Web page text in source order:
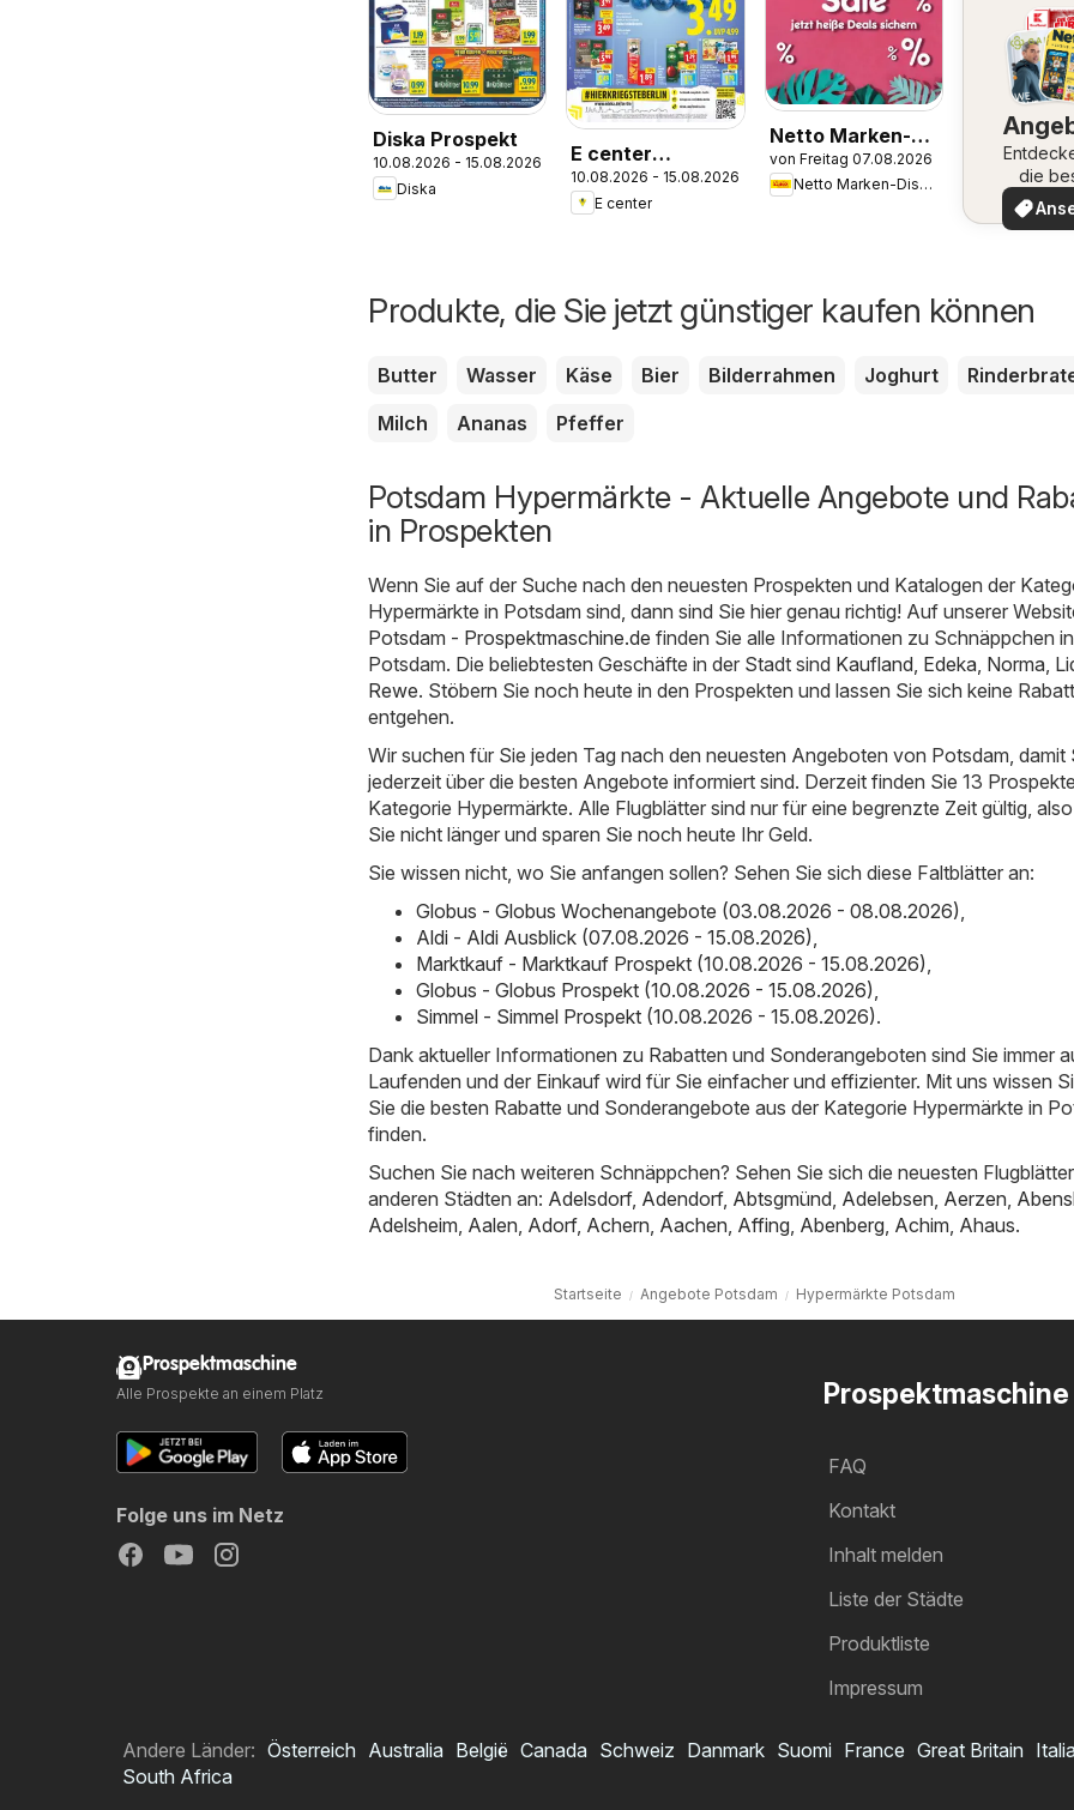
Diska Prospekt
10.08.2026 - 15.08.2026
Diska
E center
Prospekt
10.08.2026 - 15.08.2026
E center
Netto Marken-
Discount
Produktkatalog -
von Freitag 07.08.2026
Netto Marken-Discount
die
Produkte, die Sie jetzt günstiger kaufen können
Butter Wasser Käse Bier Bilderrahmen Joghurt
Milch
Ananas Pfeffer
Potsdam Hypermärkte - Aktuelle Angebote und
in Prospekten
Wenn Sie auf der Suche nach den neuesten Prospekten und Katalogen der
Hypermärkte in Potsdam sind, dann sind Sie hier genau richtig! Auf unserer
Potsdam - Prospektmaschine.de finden Sie alle Informationen zu Schnäppchen in
Potsdam. Die beliebtesten Geschäfte in der Stadt sind Kaufland, Edeka, Norma,
Rewe. Stöbern Sie noch heute in den Prospekten und lassen Sie sich keine
entgehen.
Wir suchen für Sie jeden Tag nach den neuesten Angeboten von Potsdam, damit
jederzeit über die besten Angebote informiert sind. Derzeit finden Sie 13
Kategorie Hypermärkte. Alle Flugblätter sind nur für eine begrenzte Zeit gültig,
Sie nicht länger und sparen Sie noch heute Ihr Geld.
Sie wissen nicht, wo Sie anfangen sollen? Sehen Sie sich diese Faltblätter an:
Globus - Globus Wochenangebote (03.08.2026 - 08.08.2026),
Aldi - Aldi Ausblick (07.08.2026 - 15.08.2026),
Marktkauf - Marktkauf Prospekt (10.08.2026 - 15.08.2026),
Globus - Globus Prospekt (10.08.2026 - 15.08.2026),
Simmel - Simmel Prospekt (10.08.2026 - 15.08.2026).
Dank aktueller Informationen zu Rabatten und Sonderangeboten sind Sie immer
Laufenden und der Einkauf wird für Sie einfacher und effizienter. Mit uns wissen
Sie die besten Rabatte und Sonderangebote aus der Kategorie Hypermärkte in
finden.
Suchen Sie nach weiteren Schnäppchen? Sehen Sie sich die neuesten
anderen Städten an: Adelsdorf, Adendorf, Abtsgmünd, Adelebsen, Aerzen,
Adelsheim, Aalen, Adorf, Achern, Aachen, Affing, Abenberg, Achim, Ahaus.
Startseite Angebote Potsdam Hypermärkte Potsdam
Prospektmaschine
FAQ
Kontakt
Inhalt melden
Liste der Städte
Produktliste
Impressum
Prospektmaschine
Alle Prospekte an einem Platz
Folge uns im Netz
Andere Länder: Österreich Australia België Canada Schweiz Danmark Suomi France Great Britain
South Africa